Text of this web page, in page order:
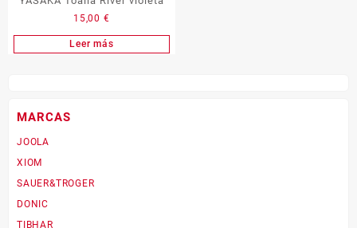
15,00 €
Leer más
MARCAS
JOOLA
XIOM
SAUER&TROGER
DONIC
TIBHAR